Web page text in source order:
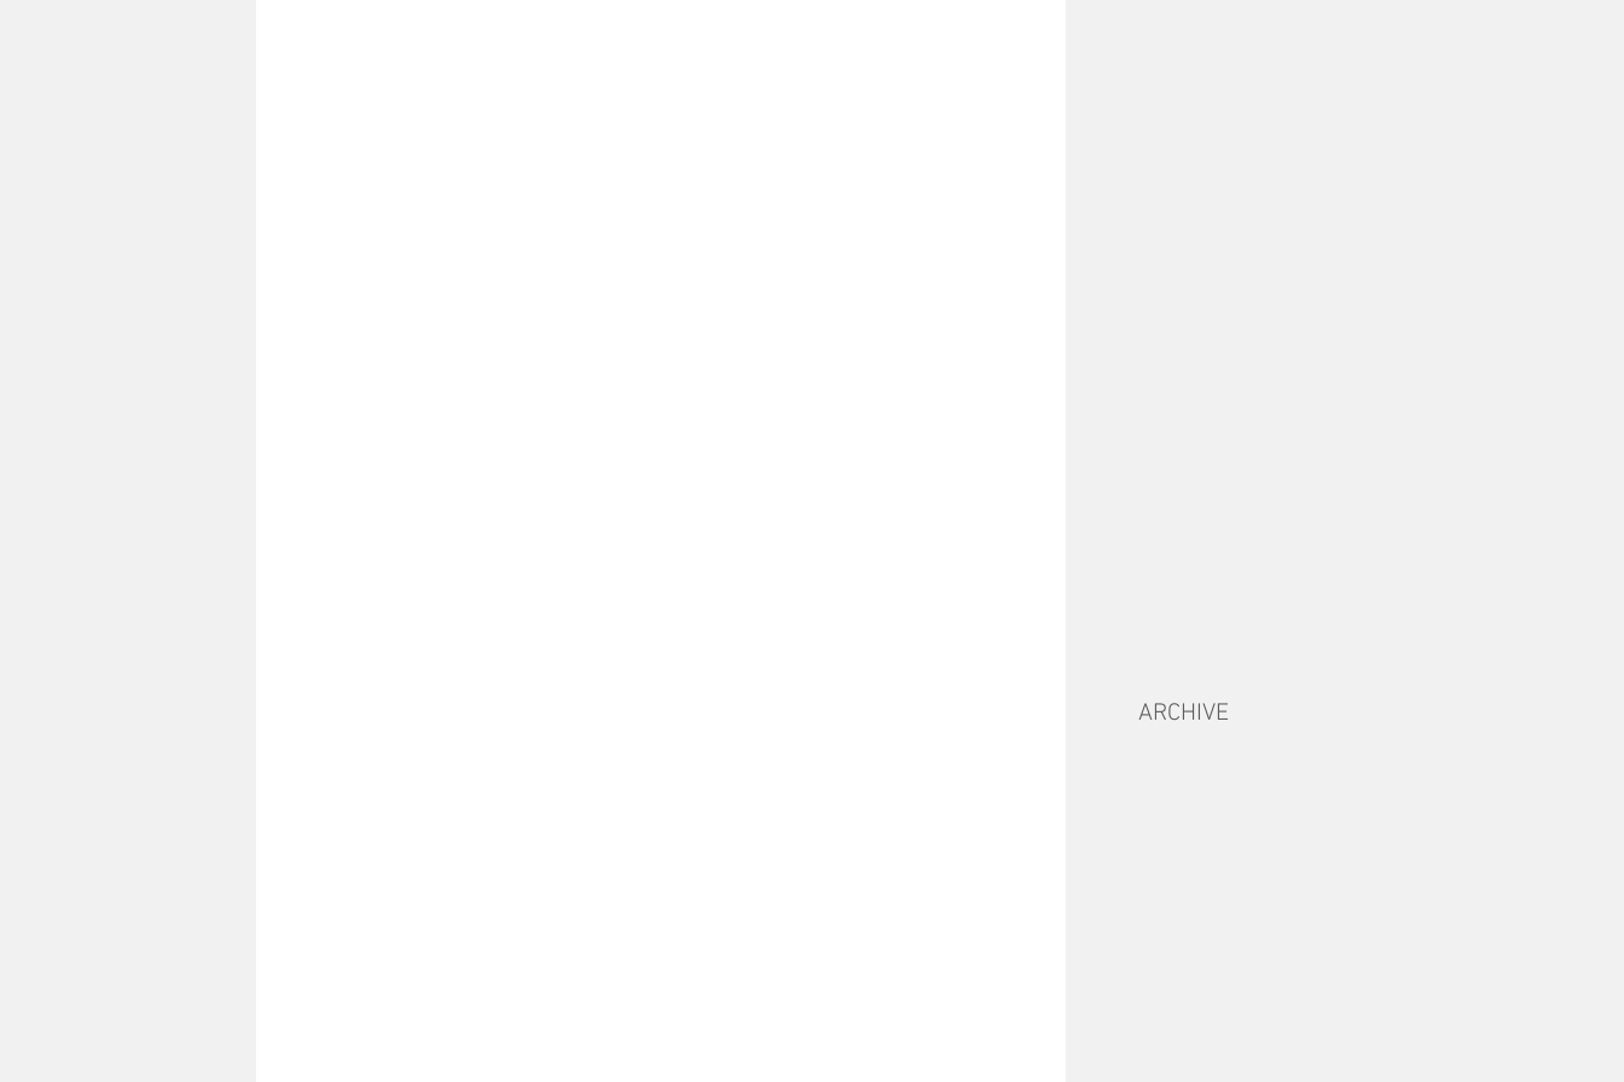
ARCHIVE